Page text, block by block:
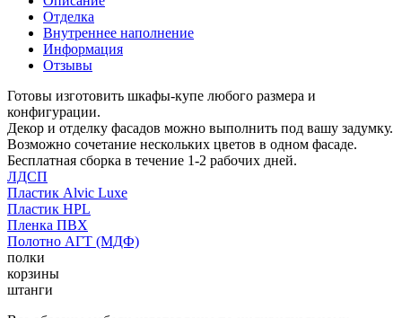
Отделка
Внутреннее наполнение
Информация
Отзывы
Готовы изготовить шкафы-купе любого размера и
конфигурации.
Декор и отделку фасадов можно выполнить под вашу задумку.
Возможно сочетание нескольких цветов в одном фасаде.
Бесплатная сборка в течение 1-2 рабочих дней.
ЛДСП
Пластик Alvic Luxe
Пластик HPL
Пленка ПВХ
Полотно АГТ (МДФ)
полки
корзины
штанги